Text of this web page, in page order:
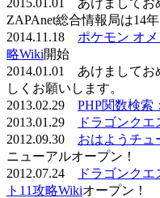
ZAPAnet総合情報局は14
2014.11.18 ポケモン オ
略Wiki開始
2014.01.01 あけましてお
しくお願いします。
2013.02.29 PHP関数検索
2013.01.29
ドラゴンク
2012.09.30 おはようチュ
ニューアルオープン！
2012.07.24
ドラゴンク
ト11攻略Wikiオープン！